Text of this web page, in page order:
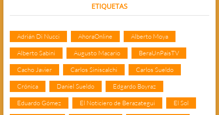
ETIQUETAS
Adrián Di Nucci AhoraOnline Alberto Moya
Alberto Sabini Augusto Macario BeraUnPaisTV
Cacho Javier Carlos Siniscalchi Carlos Sueldo
Crónica Daniel Sueldo Edgardo Boyraz
Eduardo Gómez El Noticiero de Berazategui El Sol